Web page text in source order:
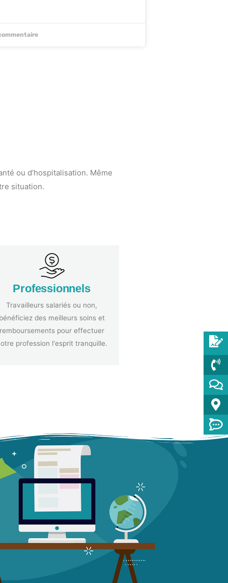
ou d’hospitalisation. Même
situation.
Professionnels
Travailleurs salariés ou non,
des meilleurs soins et
pour effectuer
profession l'esprit tranquille.